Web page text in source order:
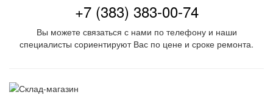
+7 (383) 383-00-74
Вы можете связаться с нами по телефону и наши
специалисты сориентируют Вас по цене и сроке ремонта.